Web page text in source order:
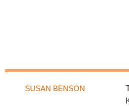
SUSAN BENSON